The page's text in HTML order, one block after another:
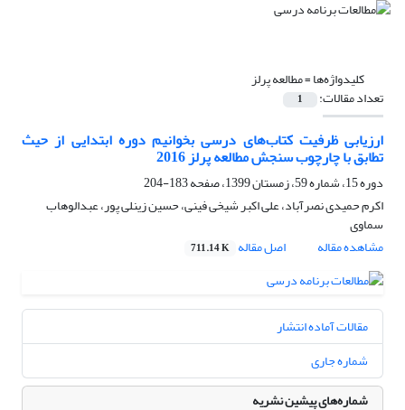
کلیدواژه‌ها =مطالعه پرلز
تعداد مقالات: 1
ارزیابی ظرفیت کتاب‌های درسی بخوانیم دوره ابتدایی از حیث
تطابق با چارچوب سنجش مطالعه پرلز 2016
دوره 15، شماره 59، زمستان 1399، صفحه
183-204
اکرم حمیدی نصرآباد، علی اکبر شیخی فینی، حسین زینلی پور، عبدالوهاب
سماوی
مشاهده مقاله
اصل مقاله 711.14 K
مقالات آماده انتشار
شماره جاری
شماره‌های پیشین نشریه